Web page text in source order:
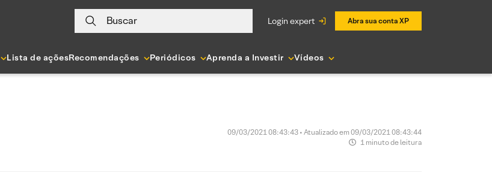
Buscar login expert Abra sua conta XP
Lista de açõesRecomendações Periódicos Aprenda a Investir Vídeos
09/03/2021 08:43:43 • Atualizado em 09/03/2021 08:43:44
1 minuto de leitura